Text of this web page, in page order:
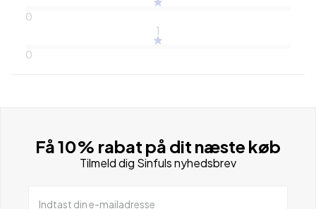
0
1
0
Få 10% rabat på dit næste køb
Tilmeld dig Sinfuls nyhedsbrev
Indtast din e-mailadresse